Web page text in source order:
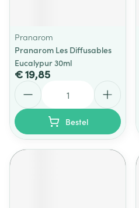
Pranarom
Pranarom Les Diffusables
Eucalypur 30ml
€ 19,85
Bestel